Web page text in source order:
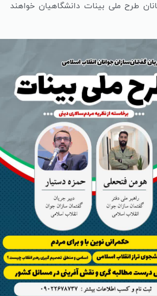
میزبانان طرح ملی بینات دانشگاهیان خواهند